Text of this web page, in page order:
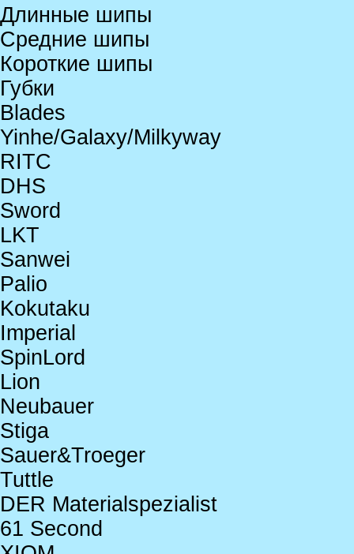
Длинные шипы
Средние шипы
Короткие шипы
Губки
Blades
Yinhe/Galaxy/Milkyway
RITC
DHS
Sword
LKT
Sanwei
Palio
Kokutaku
Imperial
SpinLord
Lion
Neubauer
Stiga
Sauer&Troeger
Tuttle
DER Materialspezialist
61 Second